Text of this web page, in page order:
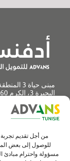
من أجل تقديم
للوصول إلى بعض
مسؤولة واحترام
مبنى حياة 3 المنطقة الإدارية التجارية خير الدين
البحيرة 3، الكرم 2060
المنتوجات
فروعنا